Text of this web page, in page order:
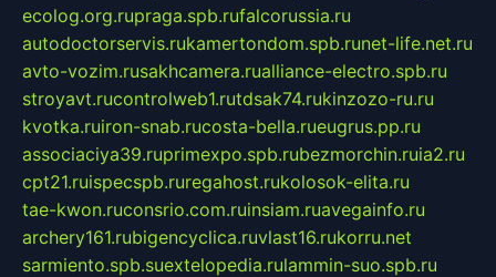
ecolog.org.rupraga.spb.rufalcorussia.ru
autodoctorservis.rukamertondom.spb.runet-life.net.ru
avto-vozim.rusakhcamera.rualliance-electro.spb.ru
stroyavt.rucontrolweb1.rutdsak74.rukinzozo-ru.ru
kvotka.ruiron-snab.rucosta-bella.rueugrus.pp.ru
associaciya39.ruprimexpo.spb.rubezmorchin.ruia2.ru
cpt21.ruispecspb.ruregahost.rukolosok-elita.ru
tae-kwon.ruconsrio.com.ruinsiam.ruavegainfo.ru
archery161.rubigencyclica.ruvlast16.rukorru.net
sarmiento.spb.suextelopedia.rulammin-suo.spb.ru